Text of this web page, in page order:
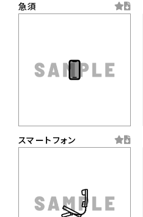
急須
スマートフォン